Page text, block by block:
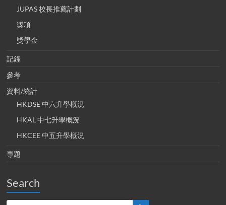
JUPAS 校長推薦計劃
獎項
獎學金
記錄
參考
資料/統計
HKDSE 中六升學概況
HKAL 中七升學概況
HKCEE 中五升學概況
專題
Search